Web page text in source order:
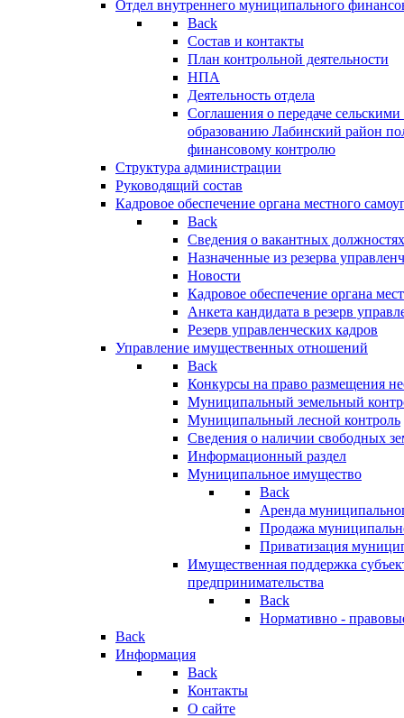
Отдел внутреннего муниципального
Back
Состав и контакты
План контрольной деятельности
НПА
Деятельность отдела
Соглашения о передаче
образованию Лабинский район
финансовому контролю
Структура администрации
Руководящий состав
Кадровое обеспечение органа местного
Back
Сведения о вакантных
Назначенные из резерва
Новости
Кадровое обеспечение органа
Анкета кандидата в резерв
Резерв управленческих кадров
Управление имущественных отношений
Back
Конкурсы на право размещения
Муниципальный земельный
Муниципальный лесной контроль
Сведения о наличии свободных
Информационный раздел
Муниципальное имущество
Back
Аренда
Продажа
Приватизация
Имущественная поддержка
предпринимательства
Back
Нормативно -
Back
Информация
Back
Контакты
О сайте